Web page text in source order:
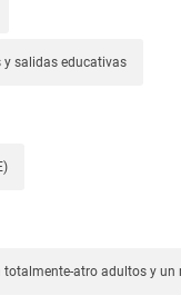
y salidas educativas
totalmente-atro adultos y un